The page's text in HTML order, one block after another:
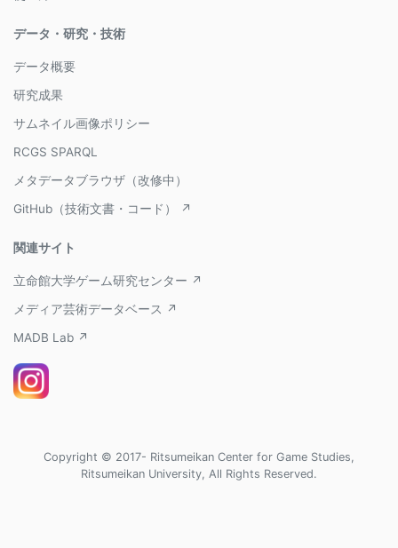
データ・研究・技術
データ概要
研究成果
サムネイル画像ポリシー
RCGS SPARQL
メタデータブラウザ（改修中）
GitHub（技術文書・コード） ↗
関連サイト
立命館大学ゲーム研究センター ↗
メディア芸術データベース ↗
MADB Lab ↗
Copyright © 2017- Ritsumeikan Center for Game Studies,
Ritsumeikan University, All Rights Reserved.